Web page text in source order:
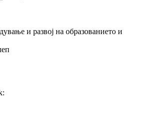
и развој на образованието и